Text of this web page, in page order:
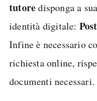
tutoredisponga a
identità digitale:
Infine è necessario
richiesta online,
documenti necessari.